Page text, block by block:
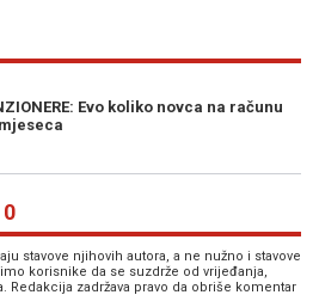
Evo koliko novca na računu
0
stavove njihovih autora, a ne nužno i stavove
korisnike da se suzdrže od vrijeđanja,
Redakcija zadržava pravo da obriše komentar